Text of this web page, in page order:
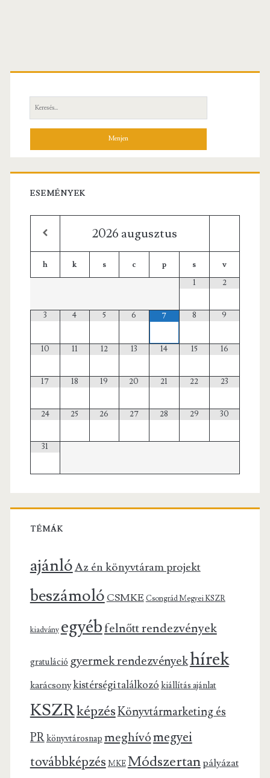
Elsődleges
oldalsáv
Keresés:
ESEMÉNYEK
2026 augusztus
h k s c p s
v
1
2
3 4 5 6 7 8 9
10 11 12 13 14 15 16
17 18 19 20 21 22 23
24 25 26 27 28 29 30
31
TÉMÁK
ajánlóAz én könyvtáram projekt
beszámoló CSMKE Csongrád Megyei KSZR
kiadvány egyébfelnőtt rendezvények
gratuláció gyermek rendezvényekhírek
karácsonykistérségi találkozó kiállítás ajánlat
KSZRképzésKönyvtármarketing és
PRkönyvtárosnap meghívómegyei
továbbképzés MKE Módszertanpályázat